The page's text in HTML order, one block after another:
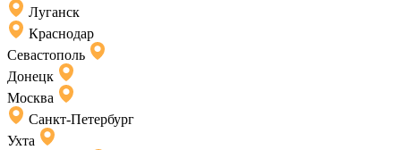
Луганск
Краснодар
Севастополь
Донецк
Москва
Санкт-Петербург
Ухта